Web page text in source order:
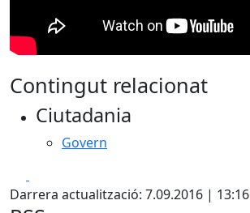
Contingut relacionat
Ciutadania
Govern
Darrera actualització: 7.09.2016 | 13:16